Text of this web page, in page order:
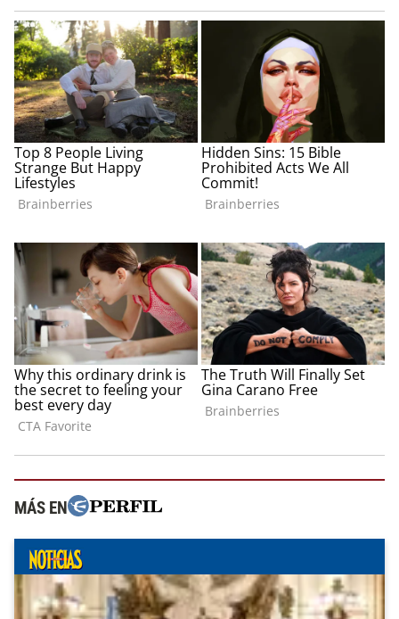
MÁS EN